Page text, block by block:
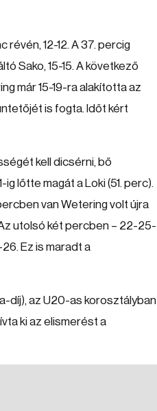
12-12. A 37. percig
Sako, 15-15. A következő
már 15-19-ra alakította az
is fogta. Időt kért
kell dicsérni, bő
lőtte magát a Loki (51. perc).
van Wetering volt újra
utolsó két percben – 22-25-
Ez is maradt a
díj), az U20-as korosztályban
ki az elismerést a